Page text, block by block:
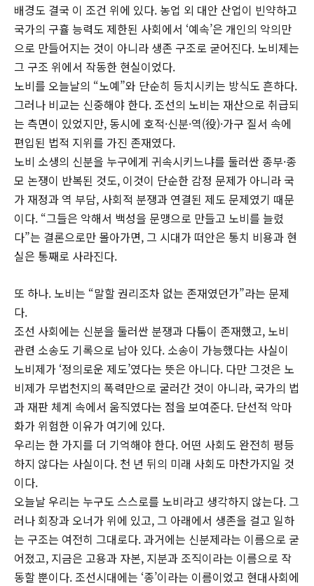
배경도 결국 이 조건 위에 있다. 농업 외 대안 산업이 빈약하고
국가의 구휼 능력도 제한된 사회에서 ‘예속’은 개인의 악의만
으로 만들어지는 것이 아니라 생존 구조로 굳어진다. 노비제는
그 구조 위에서 작동한 현실이었다.
노비를 오늘날의 “노예”와 단순히 등치시키는 방식도 흔하다.
그러나 비교는 신중해야 한다. 조선의 노비는 재산으로 취급되
는 측면이 있었지만, 동시에 호적·신분·역(役)·가구 질서 속에
편입된 법적 지위를 가진 존재였다.
노비 소생의 신분을 누구에게 귀속시키느냐를 둘러싼 종부·종
모 논쟁이 반복된 것도, 이것이 단순한 감정 문제가 아니라 국
가 재정과 역 부담, 사회적 분쟁과 연결된 제도 문제였기 때문
이다. “그들은 악해서 백성을 문맹으로 만들고 노비를 늘렸
다”는 결론으로만 몰아가면, 그 시대가 떠안은 통치 비용과 현
실은 통째로 사라진다.
또 하나. 노비는 “말할 권리조차 없는 존재였던가”라는 문제
다.
조선 사회에는 신분을 둘러싼 분쟁과 다툼이 존재했고, 노비
관련 소송도 기록으로 남아 있다. 소송이 가능했다는 사실이
노비제가 ‘정의로운 제도’였다는 뜻은 아니다. 다만 그것은 노
비제가 무법천지의 폭력만으로 굴러간 것이 아니라, 국가의 법
과 재판 체계 속에서 움직였다는 점을 보여준다. 단선적 악마
화가 위험한 이유가 여기에 있다.
우리는 한 가지를 더 기억해야 한다. 어떤 사회도 완전히 평등
하지 않다는 사실이다. 천 년 뒤의 미래 사회도 마찬가지일 것
이다.
오늘날 우리는 누구도 스스로를 노비라고 생각하지 않는다. 그
러나 회장과 오너가 위에 있고, 그 아래에서 생존을 걸고 일하
는 구조는 여전히 그대로다. 과거에는 신분제라는 이름으로 굳
어졌고, 지금은 고용과 자본, 지분과 조직이라는 이름으로 작
동할 뿐이다. 조선시대에는 ‘종’이라는 이름이었고 현대사회에